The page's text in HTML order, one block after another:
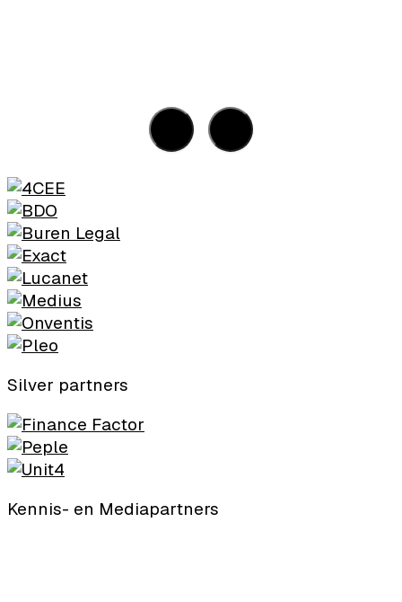
Silver partners
Kennis- en Mediapartners